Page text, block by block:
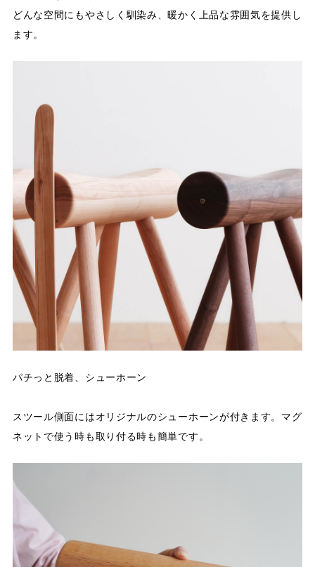
どんな空間にもやさしく馴染み、暖かく上品な雰囲気を提供し
ます。
パチっと脱着、シューホーン
スツール側面にはオリジナルのシューホーンが付きます。マグ
ネットで使う時も取り付る時も簡単です。